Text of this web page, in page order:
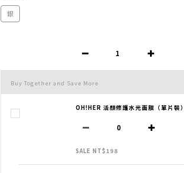
銀
Buy Together and Save More
OH!HER 活顏修護水光面膜（單片裝）
SALE NT$198